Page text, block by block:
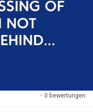
· 0 bewertungen